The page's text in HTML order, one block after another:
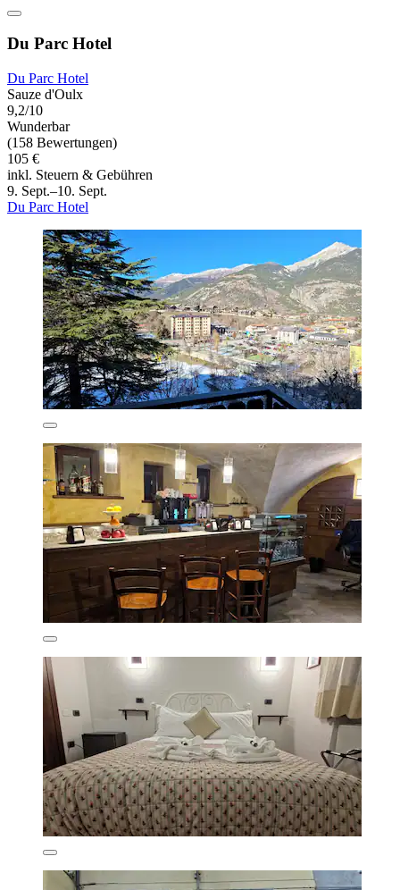
Du Parc Hotel
Du Parc Hotel
Sauze d'Oulx
9,2/10
Wunderbar
(158 Bewertungen)
105 €
inkl. Steuern & Gebühren
9. Sept.–10. Sept.
Du Parc Hotel